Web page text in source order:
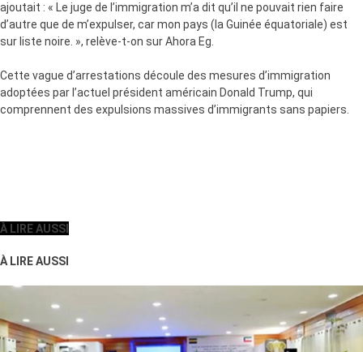
ajoutait : « Le juge de l’immigration m’a dit qu’il ne pouvait rien faire
d’autre que de m’expulser, car mon pays (la Guinée équatoriale) est
sur liste noire. », relève-t-on sur Ahora Eg.
Cette vague d’arrestations découle des mesures d’immigration
adoptées par l’actuel président américain Donald Trump, qui
comprennent des expulsions massives d’immigrants sans papiers.
À LIRE AUSSI
À LIRE AUSSI